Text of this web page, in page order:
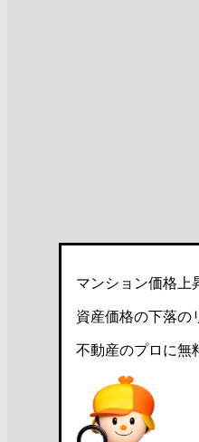
マンション価格上
資産価格の下落の
不動産のプロに無